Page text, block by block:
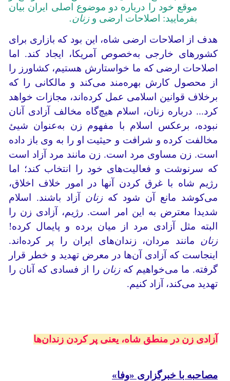
موقع خود را درباره دو موضوع اصلی ایران بیان
بفرمایید: اصلاحات ارضی و زنان.
هدف از اصلاحات ارضی شاه، این بود که بازاری برای
کشورهای خارجی به‌خصوص آمریکا، ایجاد کند. اما
اصلاحات ارضی‌ که ما خواستارش هستیم، کشاورز را
از محصول کارش بهره‌مند می‌کند و مالکانی را که
برخلاف قوانین اسلامی عمل کرده‌اند، مجازات خواهد
کرد... درباره زنان، اسلام هیچ‌گاه مخالف آزادی آنان
نبوده، برعکس اسلام با مفهوم زن به‌عنوان شیئ
مخالفت کرده و شرافت و حیثیت او را به وی باز داده
است. زن مساوی مرد است. زن مانند مرد آزاد است
که سرنوشت و فعالیت‌های خود را انتخاب کند؛ اما
رژیم شاه با غرق کردن آنها در امور خلاف اخلاق،
می‌کوشد مانع آن شود که زنان آزاد باشند. اسلام
شدیدا معترض به این امر است. رژیم، آزادی زن را
البته مثل آزادی مرد از میان برده و پایمال کرده!
زنان مانند مردان، زندان‌های ایران را پر کرده‌اند.
اینجاست که آزادی آن‌ها در معرض تهدید و خطر قرار
گرفته. ما می‌خواهیم کهزنان را از فسادی که آنان را
تهدید می‌کند، آزاد کنیم.
آزادی زن در منطق شاه، یعنی پر کردن زندان‌ها
مصاحبه با خبرگزاری «وفا»